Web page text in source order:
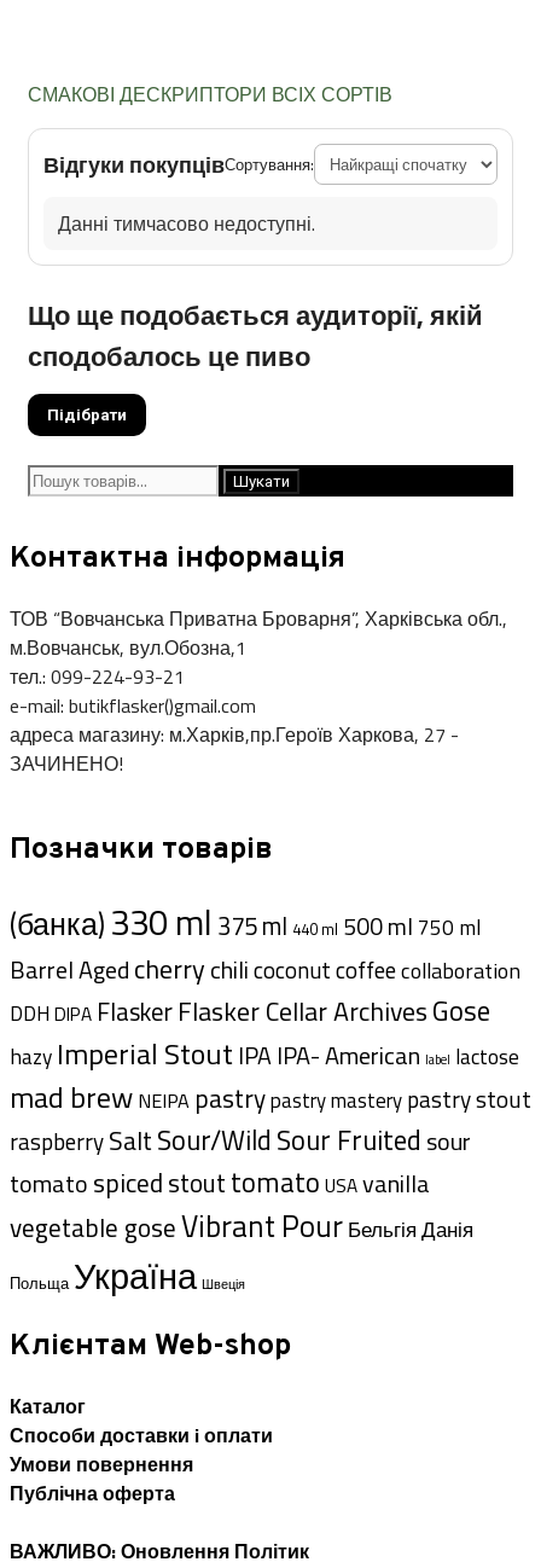
СМАКОВІ ДЕСКРИПТОРИ ВСІХ СОРТІВ
Відгуки покупцівСортування:
Данні тимчасово недоступні.
Що ще подобається аудиторії, якій
сподобалось це пиво
Підібрати
Шукати: Шукати
Контактна інформація
ТОВ “Вовчанська Приватна Броварня”, Харківська обл.,
м.Вовчанськ, вул.Обозна,1
тел.: 099-224-93-21
e-mail: butikflasker()gmail.com
адреса магазину: м.Харків,пр.Героїв Харкова, 27 -
ЗАЧИНЕНО!
Позначки товарів
(банка)330 ml 375 ml 440 ml 500 ml 750 ml
Barrel Agedcherrychilicoconutcoffeecollaboration
DDH DIPA FlaskerFlasker Cellar ArchivesGose
hazy Imperial Stout IPA IPA- American label lactose
mad brew NEIPA pastrypastry masterypastry stout
raspberrySaltSour/Wild Sour Fruited sour
tomatospicedstouttomato USAvanilla
vegetable goseVibrant PourБельгіяДанія
Польща Україна Швеція
Клієнтам Web-shop
Каталог
Способи доставки i оплати
Умови повернення
Публічна оферта
ВАЖЛИВО: Оновлення Політик